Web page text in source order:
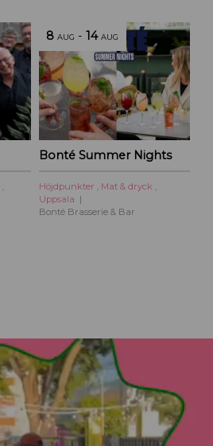
,
8 AUG -14 AUG
Bonté Summer Nights
Höjdpunkter , Mat & dryck ,
Uppsala
Bonté Brasserie & Bar